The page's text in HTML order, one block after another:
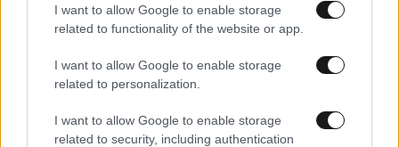
I want to allow Google to enable storage
related to functionality of the website or app.
I want to allow Google to enable storage
related to personalization.
I want to allow Google to enable storage
related to security, including authentication